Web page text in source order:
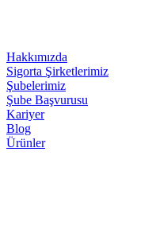
Hakkımızda
Sigorta Şirketlerimiz
Şubelerimiz
Şube Başvurusu
Kariyer
Blog
Ürünler